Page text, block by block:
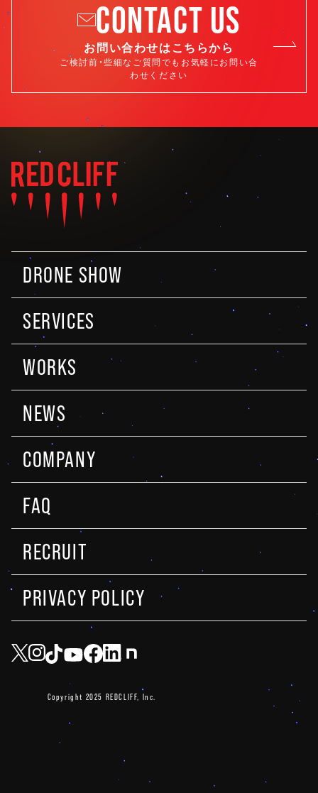
CONTACT US
お問い合わせはこちらから
ご検討前・些細なご質問でもお気軽にお問い合
わせください
DRONE SHOW
SERVICES
WORKS
NEWS
COMPANY
FAQ
RECRUIT
PRIVACY POLICY
Copyright 2025 REDCLIFF, Inc.